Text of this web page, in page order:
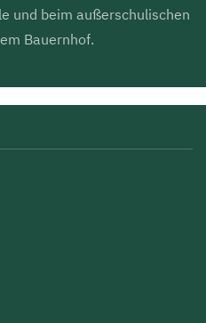
und beim außerschulischen
Bauernhof.